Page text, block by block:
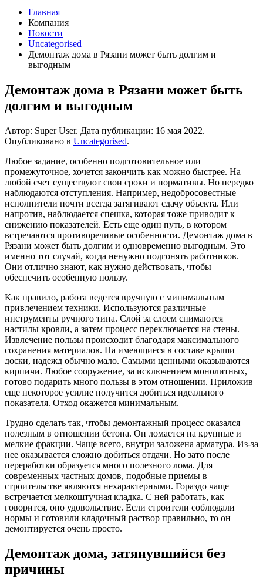
Главная
Компания
Новости
Uncategorised
Демонтаж дома в Рязани может быть долгим и
выгодным
Демонтаж дома в Рязани может быть
долгим и выгодным
Автор: Super User. Дата публикации: 16 мая 2022.
Опубликовано в Uncategorised.
Любое задание, особенно подготовительное или
промежуточное, хочется закончить как можно быстрее. На
любой счет существуют свои сроки и нормативы. Но нередко
наблюдаются отступления. Например, недобросовестные
исполнители почти всегда затягивают сдачу объекта. Или
напротив, наблюдается спешка, которая тоже приводит к
снижению показателей. Есть еще один путь, в котором
встречаются противоречивые особенности. Демонтаж дома в
Рязани может быть долгим и одновременно выгодным. Это
именно тот случай, когда ненужно подгонять работников.
Они отлично знают, как нужно действовать, чтобы
обеспечить особенную пользу.
Как правило, работа ведется вручную с минимальным
привлечением техники. Используются различные
инструменты ручного типа. Слой за слоем снимаются
настилы кровли, а затем процесс переключается на стены.
Извлечение пользы происходит благодаря максимального
сохранения материалов. На имеющиеся в составе крыши
доски, надежд обычно мало. Самыми ценными оказываются
кирпичи. Любое сооружение, за исключением монолитных,
готово подарить много пользы в этом отношении. Приложив
еще некоторое усилие получится добиться идеального
показателя. Отход окажется минимальным.
Трудно сделать так, чтобы демонтажный процесс оказался
полезным в отношении бетона. Он ломается на крупные и
мелкие фракции. Чаще всего, внутри заложена арматура. Из-за
нее оказывается сложно добиться отдачи. Но зато после
переработки образуется много полезного лома. Для
современных частных домов, подобные приемы в
строительстве являются нехарактерными. Гораздо чаще
встречается мелкоштучная кладка. С ней работать, как
говорится, оно удовольствие. Если строители соблюдали
нормы и готовили кладочный раствор правильно, то он
демонтируется очень просто.
Демонтаж дома, затянувшийся без
причины